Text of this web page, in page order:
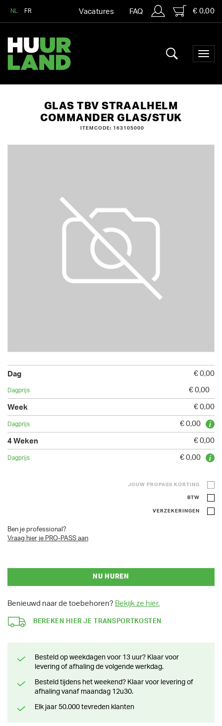
NL FR Vacatures FAQ € 0,00
GLAS TBV STRAALHELM
COMMANDER GLAS/STUK
ITEMCODE: 163105000
€ 0,00
€ 0,00
€ 0,00
€ 0,00
€ 0,00
€ 0,00
JOUW PROPASS KORTING
BTW
VERZEKERINGEN
Ben je professional?
Vraag hier je PRO-PASS aan
NU HUREN
Benieuwd naar de toebehoren? Bekijk ze hier.
BEREKEN HIER JE TRANSPORTKOSTEN
Besteld op weekdagen voor 13 uur? Klaar voor
levering of afhaling de volgende werkdag.
Besteld tijdens het weekend? Klaar voor levering of
afhaling vanaf maandag 12u30.
Elk jaar 50.000 tevreden klanten